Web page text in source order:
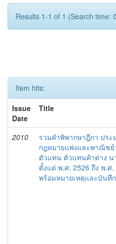
Results 1-1 of 1 (Search time:
Item hits:
Issue
Date
Title
2010
รวมคำพิพากษาฎีกา ประ
กฎหมายแพ่งและพาณิชย์
ตัวแทน ตัวแทนค้าต่าง น
ตั้งแต่ พ.ศ. 2526 ถึง พ.ศ.
พร้อมหมายเหตุและบันทึ